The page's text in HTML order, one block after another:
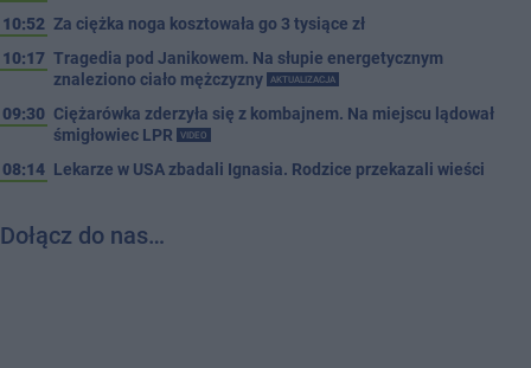
10:52 Za ciężka noga kosztowała go 3 tysiące zł
10:17 Tragedia pod Janikowem. Na słupie energetycznym
znaleziono ciało mężczyzny
AKTUALIZACJA
09:30 Ciężarówka zderzyła się z kombajnem. Na miejscu lądował
śmigłowiec LPR
VIDEO
08:14 Lekarze w USA zbadali Ignasia. Rodzice przekazali wieści
Dołącz do nas…